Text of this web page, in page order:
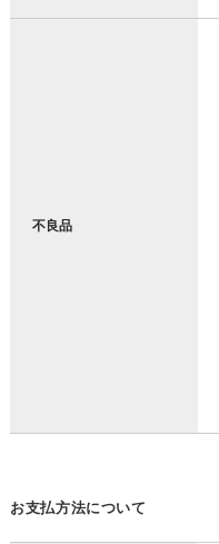
不良品
お支払方法について